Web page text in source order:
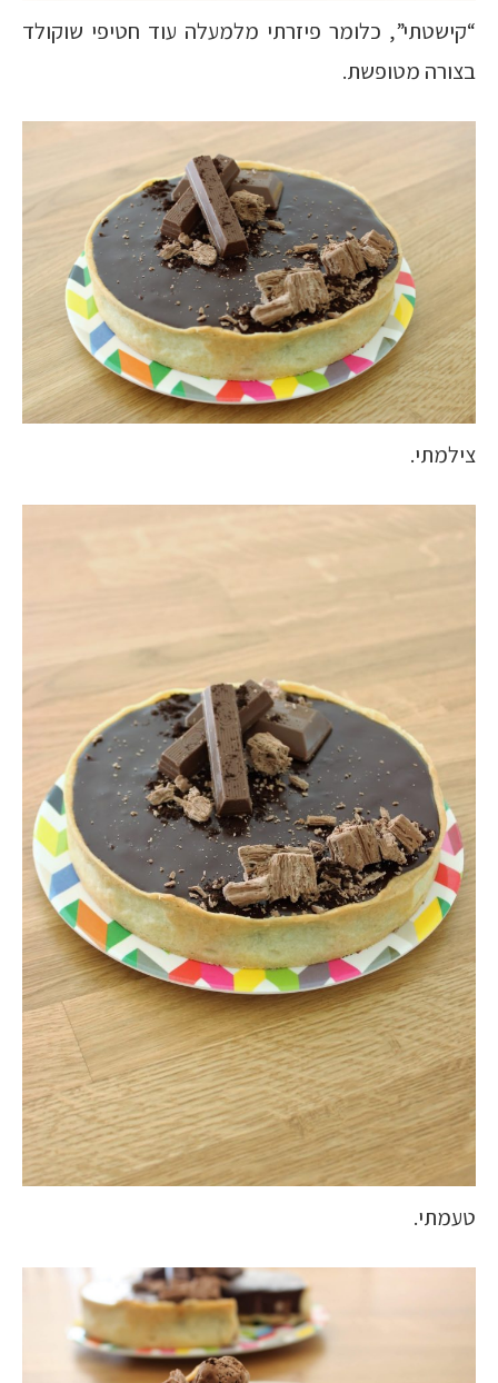
“קישטתי”, כלומר פיזרתי מלמעלה עוד חטיפי שוקולד
בצורה מטופשת.
צילמתי.
טעמתי.